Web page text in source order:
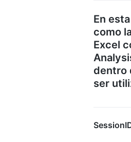
En
como
Excel
dentro
ser